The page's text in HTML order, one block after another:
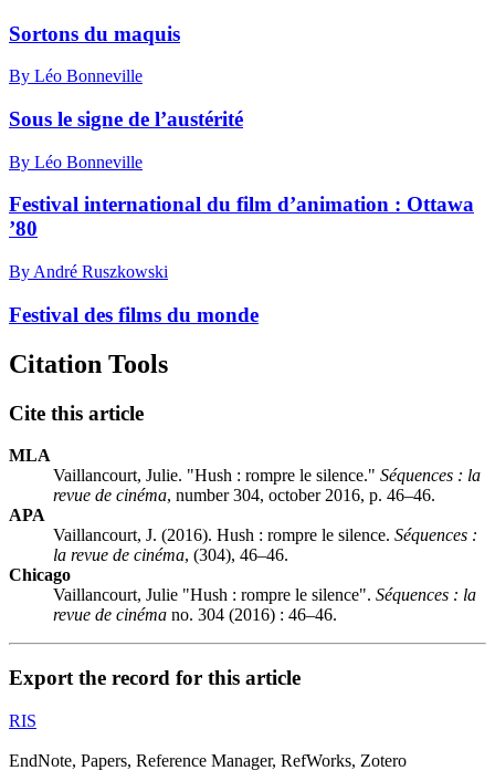
Sortons du maquis
By Léo Bonneville
Sous le signe de l’austérité
By Léo Bonneville
Festival international du film d’animation : Ottawa
’80
By André Ruszkowski
Festival des films du monde
Citation Tools
Cite this article
MLA
Vaillancourt, Julie. "Hush : rompre le silence." Séquences : la
revue de cinéma, number 304, october 2016, p. 46–46.
APA
Vaillancourt, J. (2016). Hush : rompre le silence. Séquences :
la revue de cinéma, (304), 46–46.
Chicago
Vaillancourt, Julie "Hush : rompre le silence". Séquences : la
revue de cinéma no. 304 (2016) : 46–46.
Export the record for this article
RIS
EndNote, Papers, Reference Manager, RefWorks, Zotero